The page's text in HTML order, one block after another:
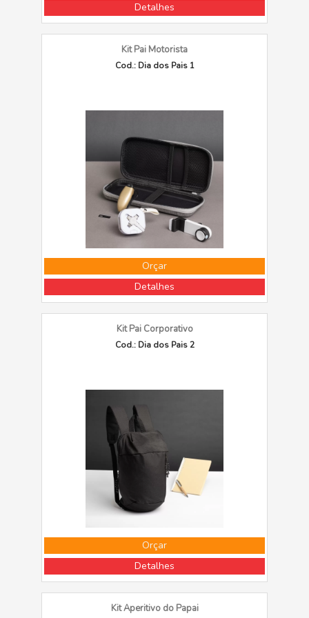
Detalhes
Kit Pai Motorista
Cod.: Dia dos Pais 1
Orçar
Detalhes
Kit Pai Corporativo
Cod.: Dia dos Pais 2
Orçar
Detalhes
Kit Aperitivo do Papai